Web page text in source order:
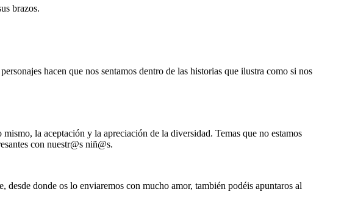
brazos.
hacen que nos sentamos dentro de las historias que ilustra como si nos
la aceptación y la apreciación de la diversidad. Temas que no estamos
con nuestr@s niñ@s.
desde donde os lo enviaremos con mucho amor, también podéis apuntaros al